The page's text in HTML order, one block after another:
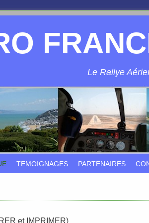
Le Rallye
TEMOIGNAGES PARTENAIRES
et IMPRIMER)